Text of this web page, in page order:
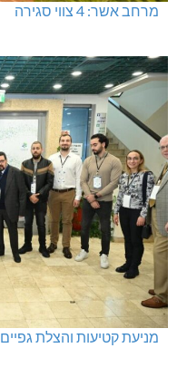
מרחב אשר: 4 צווי סגירה
מניעת קטיעות והצלת גפיים